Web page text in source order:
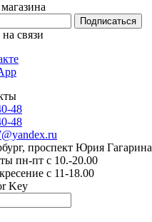
связи
48
48
проспект Юрия
пн-пт с 10.-20.00
с 11-18.00
Key